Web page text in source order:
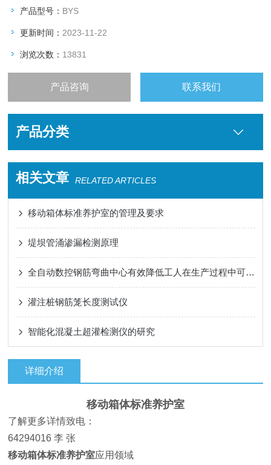
制品厂及建筑公路施工单位、大专院校、科研、质检单位对标准
产品型号： BYS
更新时间： 2023-11-22
浏览次数： 13831
产品咨询 联系我们
产品分类
相关文章 RELATED ARTICLES
移动箱体标准养护室的管理及要求
堤坝管涌渗漏检测原理
全自动数控钢筋弯曲中心有效降低工人在生产过程中可能遭受的伤害风险
灌注桩钢筋笼长度测试仪
智能化混凝土超灌检测仪的研究
详细介绍
移动箱体标准养护室
了解更多详情致电：
64294016 李 张
移动箱体标准养护室应用领域